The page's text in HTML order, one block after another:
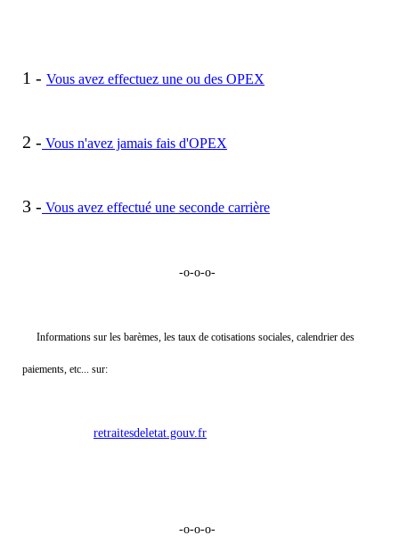
1 - Vous avez effectuez une ou des OPEX
2 - Vous n'avez jamais fais d'OPEX
3 - Vous avez effectué une seconde carrière
-o-o-o-
Informations sur les barèmes, les taux de cotisations sociales, calendrier des
paiements, etc... sur:
retraitesdeletat.gouv.fr
-o-o-o-